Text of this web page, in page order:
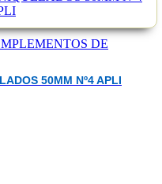
DE
50MM Nº4 APLI